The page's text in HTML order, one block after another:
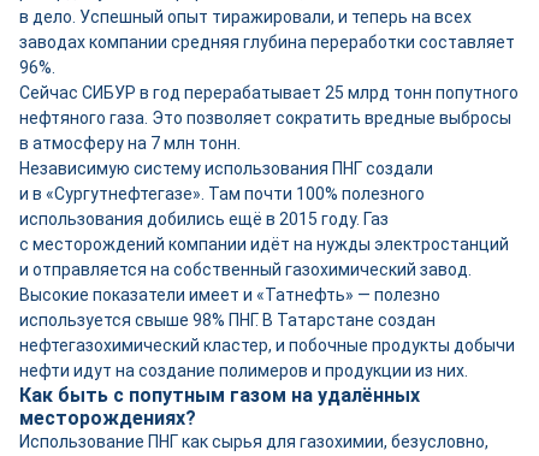
в дело. Успешный опыт тиражировали, и теперь на всех
заводах компании средняя глубина переработки составляет
96%.
Сейчас СИБУР в год перерабатывает 25 млрд тонн попутного
нефтяного газа. Это позволяет сократить вредные выбросы
в атмосферу на 7 млн тонн.
Независимую систему использования ПНГ создали
и в «Сургутнефтегазе». Там почти 100% полезного
использования добились ещё в 2015 году. Газ
с месторождений компании идёт на нужды электростанций
и отправляется на собственный газохимический завод.
Высокие показатели имеет и «Татнефть» — полезно
используется свыше 98% ПНГ. В Татарстане создан
нефтегазохимический кластер, и побочные продукты добычи
нефти идут на создание полимеров и продукции из них.
Как быть с попутным газом на удалённых
месторождениях?
Использование ПНГ как сырья для газохимии, безусловно,